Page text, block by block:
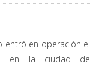
entró en operación el
en la ciudad de